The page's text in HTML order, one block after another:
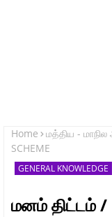
Home மத்திய - மாநில
SCHEME
GENERAL KNOWLEDGE
மனம் திட்டம் /